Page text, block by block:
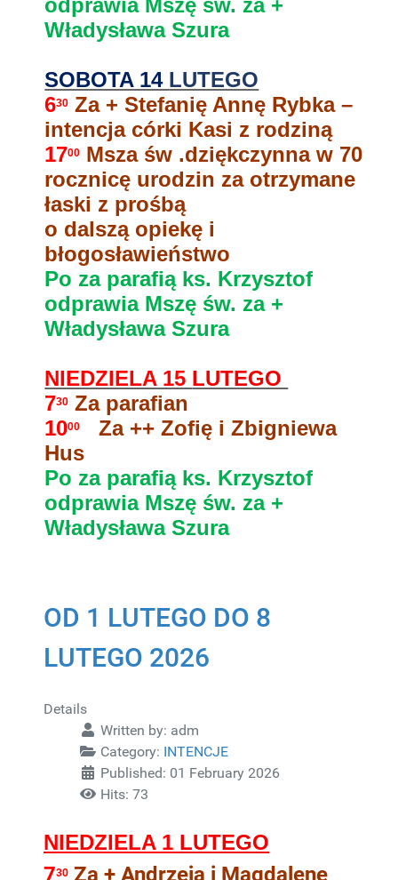
odprawia Mszę św. za +
Władysława Szura
SOBOTA 14 LUTEGO
630 Za + Stefanię Annę Rybka –
intencja córki Kasi z rodziną
1700 Msza św .dziękczynna w 70
rocznicę urodzin za otrzymane
łaski z prośbą
o dalszą opiekę i
błogosławieństwo
Po za parafią ks. Krzysztof
odprawia Mszę św. za +
Władysława Szura
NIEDZIELA 15 LUTEGO
730 Za parafian
1000
Za ++ Zofię i Zbigniewa
Hus
Po za parafią ks. Krzysztof
odprawia Mszę św. za +
Władysława Szura
OD 1 LUTEGO DO 8
LUTEGO 2026
Details
Written by: adm
Category: INTENCJE
Published: 01 February 2026
Hits: 73
NIEDZIELA 1 LUTEGO
730 Za + Andrzeja i Magdalenę